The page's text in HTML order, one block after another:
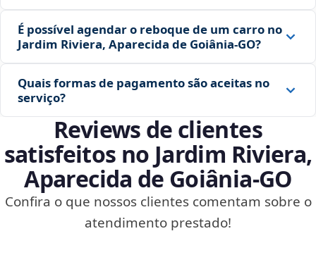
É possível agendar o reboque de um carro no
Jardim Riviera, Aparecida de Goiânia‑GO?
Quais formas de pagamento são aceitas no
serviço?
Reviews de clientes
satisfeitos no Jardim Riviera,
Aparecida de Goiânia‑GO
Confira o que nossos clientes comentam sobre o
atendimento prestado!